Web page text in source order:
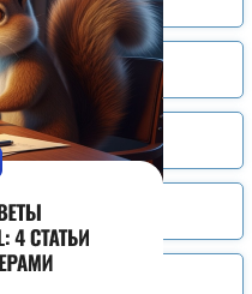
деятельности